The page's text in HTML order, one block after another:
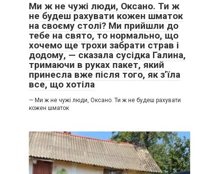
Ми ж не чужі люди, Оксано. Ти ж
не будеш рахувати кожен шматок
на своєму столі? Ми прийшли до
тебе на свято, то нормально, що
хочемо ще трохи забрати страв і
додому, — сказала сусідка Галина,
тримаючи в руках пакет, який
принесла вже після того, як з’їла
все, що хотіла
— Ми ж не чужі люди, Оксано. Ти ж не будеш рахувати
кожен шматок